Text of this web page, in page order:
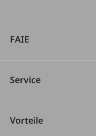
FAIE
Service
Vorteile